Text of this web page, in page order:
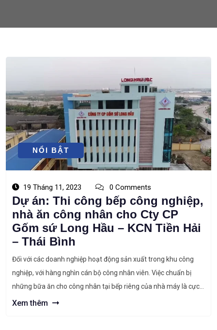
DỰ ÁN
NỔI BẬT
19 Tháng 11, 2023 0 Comments
Dự án: Thi công bếp công nghiệp,
nhà ăn công nhân cho Cty CP
Gốm sứ Long Hầu – KCN Tiền Hải
– Thái Bình
Đối với các doanh nghiệp hoạt động sản xuất trong khu công
nghiệp, với hàng nghìn cán bộ công nhân viên. Việc chuẩn bị
những bữa ăn cho công nhân tại bếp riêng của nhà máy là cực
kỳ cần thiết. Nấu tại bếp của mình đảm bảo được vấn đề giờ giấc
Xem thêm